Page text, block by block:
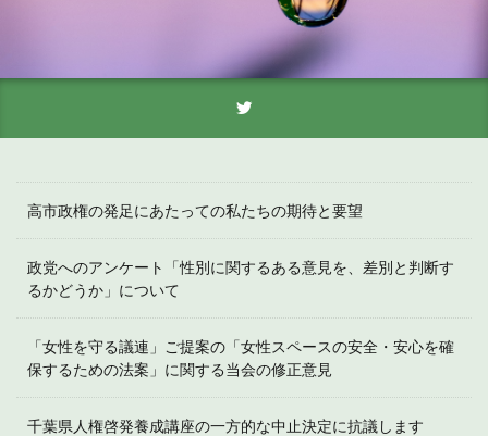
高市政権の発足にあたっての私たちの期待と要望
政党へのアンケート「性別に関するある意見を、差別と判断す
るかどうか」について
「女性を守る議連」ご提案の「女性スペースの安全・安心を確
保するための法案」に関する当会の修正意見
千葉県人権啓発養成講座の一方的な中止決定に抗議します